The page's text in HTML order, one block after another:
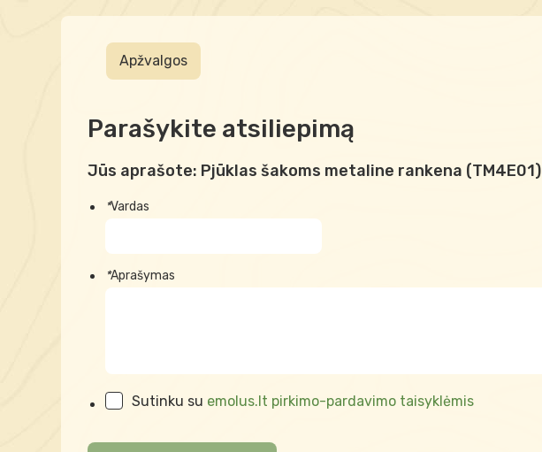
Apžvalgos
Parašykite atsiliepimą
Jūs aprašote: Pjūklas šakoms metaline rankena (TM4E01)
*Vardas
*Aprašymas
Sutinku su emolus.lt pirkimo-pardavimo taisyklėmis